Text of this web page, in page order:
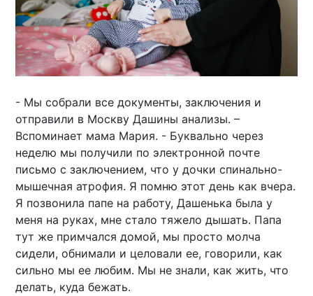
- Мы собрали все документы, заключения и
отправили в Москву Дашины анализы. –
Вспоминает мама Мария. - Буквально через
неделю мы получили по электронной почте
письмо с заключением, что у дочки спинально-
мышечная атрофия. Я помню этот день как вчера.
Я позвонила папе на работу, Дашенька была у
меня на руках, мне стало тяжело дышать. Папа
тут же примчался домой, мы просто молча
сидели, обнимали и целовали ее, говорили, как
сильно мы ее любим. Мы не знали, как жить, что
делать, куда бежать.